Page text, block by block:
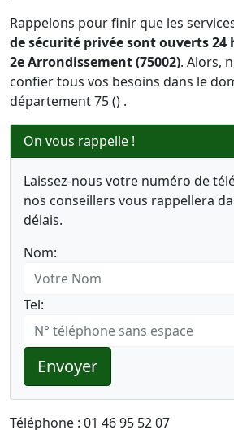
Rappelons pour finir que les
de sécurité privée sont ouverts 24
2e Arrondissement (75002). Alors,
confier tous vos besoins dans le
département 75 () .
On vous rappelle !
Laissez-nous votre numéro de
nos conseillers vous rappellera
délais.
Nom:
Tel:
Envoyer
Téléphone : 01 46 95 52 07